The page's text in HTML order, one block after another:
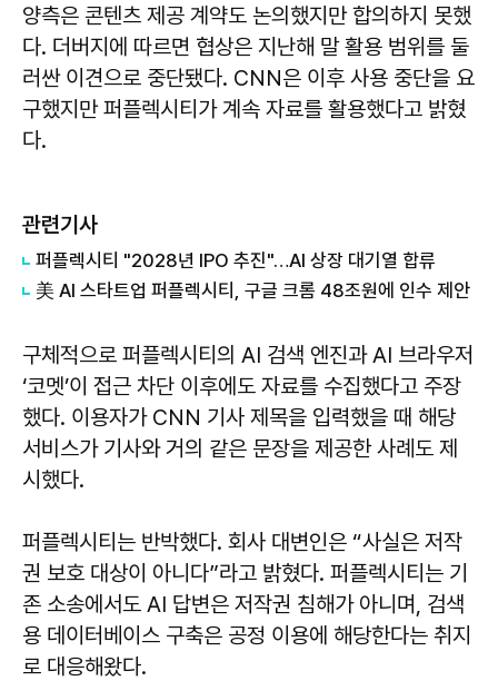
양측은 콘텐츠 제공 계약도 논의했지만 합의하지 못했
다. 더버지에 따르면 협상은 지난해 말 활용 범위를 둘
러싼 이견으로 중단됐다. CNN은 이후 사용 중단을 요
구했지만 퍼플렉시티가 계속 자료를 활용했다고 밝혔
다.
관련기사
퍼플렉시티 "2028년 IPO 추진"…AI 상장 대기열 합류
美 AI 스타트업 퍼플렉시티, 구글 크롬 48조원에 인수 제안
구체적으로 퍼플렉시티의 AI 검색 엔진과 AI 브라우저
‘코멧’이 접근 차단 이후에도 자료를 수집했다고 주장
했다. 이용자가 CNN 기사 제목을 입력했을 때 해당
서비스가 기사와 거의 같은 문장을 제공한 사례도 제
시했다.
퍼플렉시티는 반박했다. 회사 대변인은 “사실은 저작
권 보호 대상이 아니다”라고 밝혔다. 퍼플렉시티는 기
존 소송에서도 AI 답변은 저작권 침해가 아니며, 검색
용 데이터베이스 구축은 공정 이용에 해당한다는 취지
로 대응해왔다.